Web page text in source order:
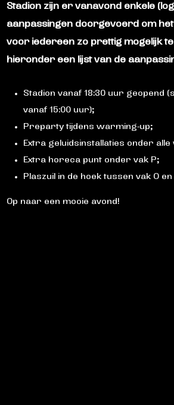
Stadion zijn er vanavond enkele
aanpassingen doorgevoerd om
voor iedereen zo prettig mogelijk te
hieronder een lijst van de
Stadion vanaf 18:30 uur geopend
vanaf 15:00 uur);
Preparty tijdens warming-up;
Extra geluidsinstallaties onder alle
Extra horeca punt onder vak P;
Plaszuil in de hoek tussen vak O en
Op naar een mooie avond!